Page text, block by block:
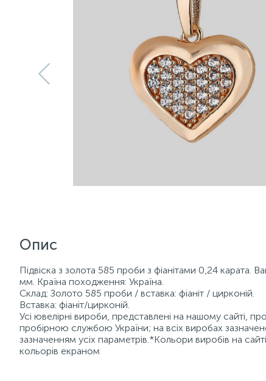
Опис
Підвіска з золота 585 проби з фіанітами 0,24
мм. Країна походження: Україна.
Склад: Золото 585 проби / вставка: фіаніт / цирконій.
Вставка: фіаніт/цирконій.
Усі ювелірні вироби, представлені на нашому сайті,
пробірною службою України; на всіх виробах
зазначенням усіх параметрів.*Кольори виробів на
кольорів екраном